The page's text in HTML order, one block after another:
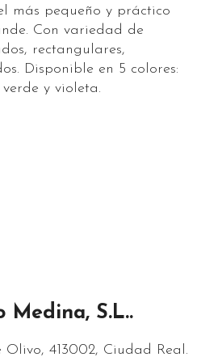
más pequeño y práctico
Con variedad de
rectangulares,
Disponible en 5 colores:
y violeta.
Medina, S.L..
Olivo, 413002, Ciudad Real.